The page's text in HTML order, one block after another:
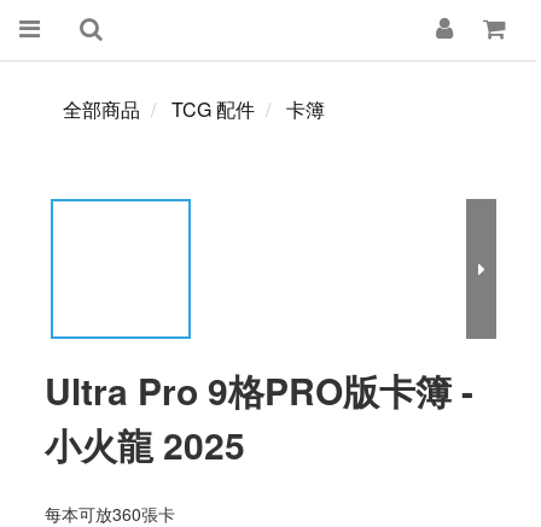
全部商品 TCG 配件 卡簿
Ultra Pro 9格PRO版卡簿 -
小火龍 2025
每本可放360張卡